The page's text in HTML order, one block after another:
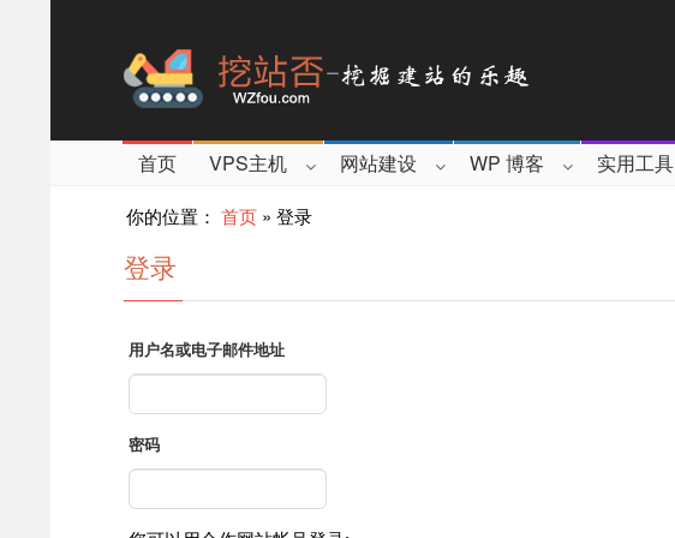
首页 VPS主机 网站建设 WP 博客 实用工具
你的位置： 首页 » 登录
登录
用户名或电子邮件地址
密码